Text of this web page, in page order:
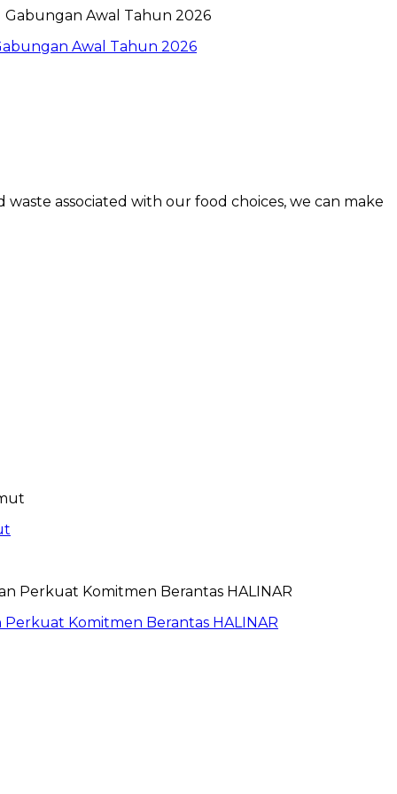
Awal Tahun 2026
Komitmen Berantas HALINAR